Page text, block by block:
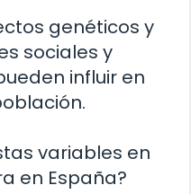
genéticos y
sociales y
influir en
variables en
en España?